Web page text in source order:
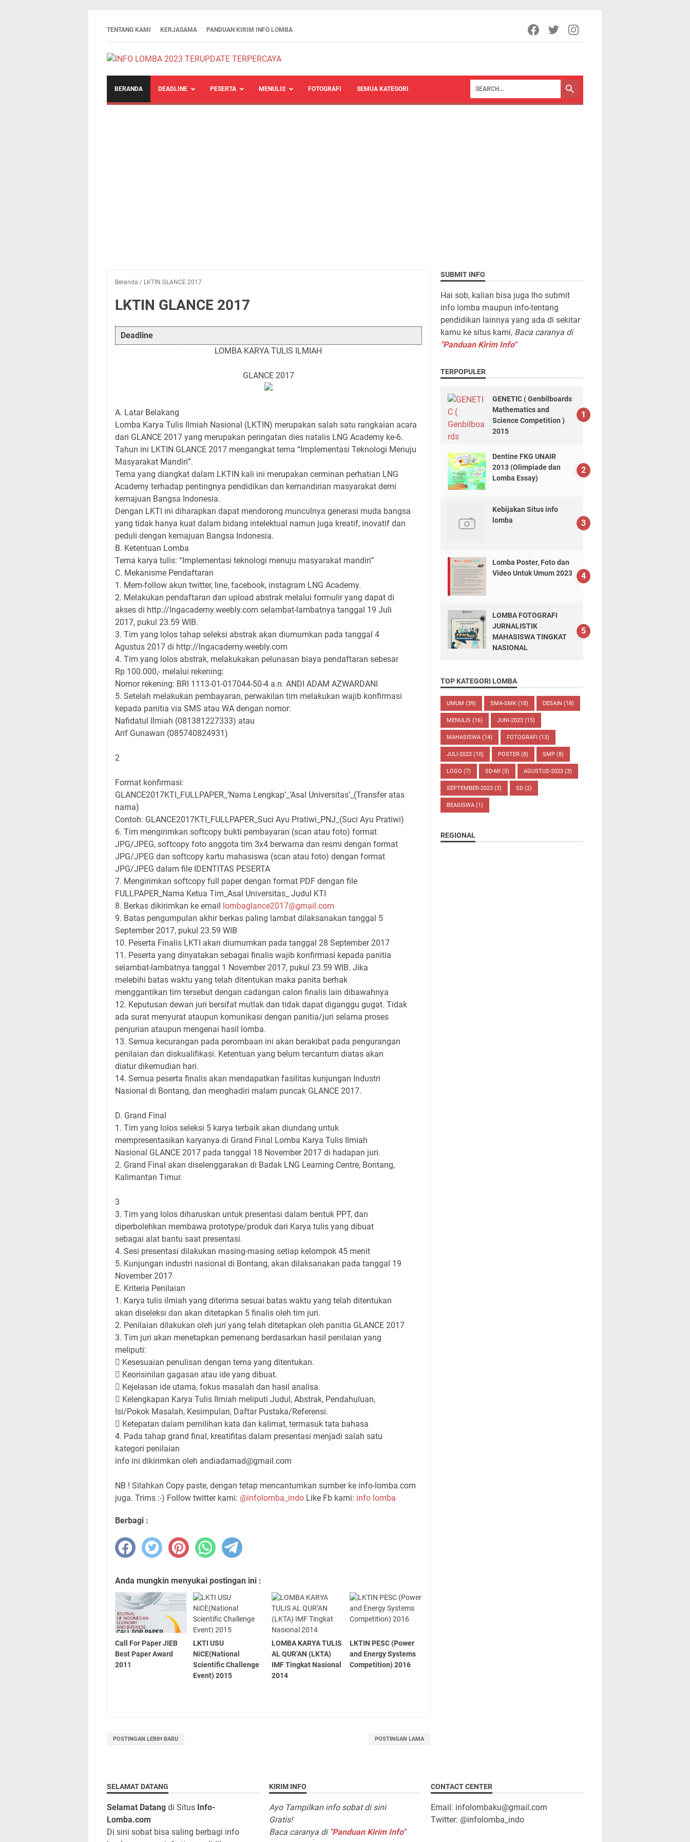
TENTANG KAMI KERJASAMA PANDUAN KIRIM INFO LOMBA
BERANDA DEADLINE PESERTA MENULIS FOTOGRAFI SEMUA KATEGORI
Beranda / LKTIN GLANCE 2017
LKTIN GLANCE 2017
Deadline
LOMBA KARYA TULIS ILMIAH
GLANCE 2017
A. Latar Belakang
Lomba Karya Tulis Ilmiah Nasional (LKTIN) merupakan salah satu rangkaian acara
dari GLANCE 2017 yang merupakan peringatan dies natalis LNG Academy ke-6.
Tahun ini LKTIN GLANCE 2017 mengangkat tema “Implementasi Teknologi Menuju
Masyarakat Mandiri”.
Tema yang diangkat dalam LKTIN kali ini merupakan cerminan perhatian LNG
Academy terhadap pentingnya pendidikan dan kemandirian masyarakat demi
kemajuan Bangsa Indonesia.
Dengan LKTI ini diharapkan dapat mendorong munculnya generasi muda bangsa
yang tidak hanya kuat dalam bidang intelektual namun juga kreatif, inovatif dan
peduli dengan kemajuan Bangsa Indonesia.
B. Ketentuan Lomba
Tema karya tulis: “Implementasi teknologi menuju masyarakat mandiri”
C. Mekanisme Pendaftaran
1. Mem-follow akun twitter, line, facebook, instagram LNG Academy.
2. Melakukan pendaftaran dan upload abstrak melalui formulir yang dapat di
akses di http://lngacademy.weebly.com selambat-lambatnya tanggal 19 Juli
2017, pukul 23.59 WIB.
3. Tim yang lolos tahap seleksi abstrak akan diumumkan pada tanggal 4
Agustus 2017 di http://lngacademy.weebly.com
4. Tim yang lolos abstrak, melakukakan pelunasan biaya pendaftaran sebesar
Rp 100.000,- melalui rekening:
Nomor rekening: BRI 1113-01-017044-50-4 a.n. ANDI ADAM AZWARDANI
5. Setelah melakukan pembayaran, perwakilan tim melakukan wajib konfirmasi
kepada panitia via SMS atau WA dengan nomor:
Nafidatul Ilmiah (081381227333) atau
Arif Gunawan (085740824931)
2
Format konfirmasi:
GLANCE2017KTI_FULLPAPER_’Nama Lengkap’_’Asal Universitas’_(Transfer atas
nama)
Contoh: GLANCE2017KTI_FULLPAPER_Suci Ayu Pratiwi_PNJ_(Suci Ayu Pratiwi)
6. Tim mengirimkan softcopy bukti pembayaran (scan atau foto) format
JPG/JPEG, softcopy foto anggota tim 3x4 berwarna dan resmi dengan format
JPG/JPEG dan softcopy kartu mahasiswa (scan atau foto) dengan format
JPG/JPEG dalam file IDENTITAS PESERTA
7. Mengirimkan softcopy full paper dengan format PDF dengan file
FULLPAPER_Nama Ketua Tim_Asal Universitas_ Judul KTI
8. Berkas dikirimkan ke email lombaglance2017@gmail.com
9. Batas pengumpulan akhir berkas paling lambat dilaksanakan tanggal 5
September 2017, pukul 23.59 WIB
10. Peserta Finalis LKTI akan diumumkan pada tanggal 28 September 2017
11. Peserta yang dinyatakan sebagai finalis wajib konfirmasi kepada panitia
selambat-lambatnya tanggal 1 November 2017, pukul 23.59 WIB. Jika
melebihi batas waktu yang telah ditentukan maka panita berhak
menggantikan tim tersebut dengan cadangan calon finalis lain dibawahnya
12. Keputusan dewan juri bersifat mutlak dan tidak dapat diganggu gugat. Tidak
ada surat menyurat ataupun komunikasi dengan panitia/juri selama proses
penjurian ataupun mengenai hasil lomba.
13. Semua kecurangan pada perombaan ini akan berakibat pada pengurangan
penilaian dan diskualifikasi. Ketentuan yang belum tercantum diatas akan
diatur dikemudian hari.
14. Semua peserta finalis akan mendapatkan fasilitas kunjungan Industri
Nasional di Bontang, dan menghadiri malam puncak GLANCE 2017.
D. Grand Final
1. Tim yang lolos seleksi 5 karya terbaik akan diundang untuk
mempresentasikan karyanya di Grand Final Lomba Karya Tulis Ilmiah
Nasional GLANCE 2017 pada tanggal 18 November 2017 di hadapan juri.
2. Grand Final akan diselenggarakan di Badak LNG Learning Centre, Bontang,
Kalimantan Timur.
3
3. Tim yang lolos diharuskan untuk presentasi dalam bentuk PPT, dan
diperbolehkan membawa prototype/produk dari Karya tulis yang dibuat
sebagai alat bantu saat presentasi.
4. Sesi presentasi dilakukan masing-masing setiap kelompok 45 menit
5. Kunjungan industri nasional di Bontang, akan dilaksanakan pada tanggal 19
November 2017
E. Kriteria Penilaian
1. Karya tulis ilmiah yang diterima sesuai batas waktu yang telah ditentukan
akan diseleksi dan akan ditetapkan 5 finalis oleh tim juri.
2. Penilaian dilakukan oleh juri yang telah ditetapkan oleh panitia GLANCE 2017
3. Tim juri akan menetapkan pemenang berdasarkan hasil penilaian yang
meliputi:
 Kesesuaian penulisan dengan tema yang ditentukan.
 Keorisinilan gagasan atau ide yang dibuat.
 Kejelasan ide utama, fokus masalah dan hasil analisa.
 Kelengkapan Karya Tulis Ilmiah meliputi Judul, Abstrak, Pendahuluan,
Isi/Pokok Masalah, Kesimpulan, Daftar Pustaka/Referensi.
 Ketepatan dalam pemilihan kata dan kalimat, termasuk tata bahasa
4. Pada tahap grand final, kreatifitas dalam presentasi menjadi salah satu
kategori penilaian
info ini dikirimkan oleh andiadamad@gmail.com
NB ! Silahkan Copy paste, dengan tetap mencantumkan sumber ke info-lomba.com
juga. Trims :-) Follow twitter kami: @infolomba_indo Like Fb kami: info lomba
Berbagi :
Anda mungkin menyukai postingan ini :
Call For Paper JIEB
Best Paper Award
2011
LKTI USU
NiCE(National
Scientific Challenge
Event) 2015
LOMBA KARYA TULIS
AL QUR’AN (LKTA)
IMF Tingkat Nasional
2014
LKTIN PESC (Power
and Energy Systems
Competition) 2016
POSTINGAN LEBIH BARU POSTINGAN LAMA
SUBMIT INFO
Hai sob, kalian bisa juga lho submit
info lomba maupun info-tentang
pendidikan lainnya yang ada di sekitar
kamu ke situs kami, Baca caranya di
"Panduan Kirim Info"
TERPOPULER
GENETIC ( Genbilboards
Mathematics and
Science Competition )
2015
Dentine FKG UNAIR
2013 (Olimpiade dan
Lomba Essay)
Kebijakan Situs info
lomba
Lomba Poster, Foto dan
Video Untuk Umum 2023
LOMBA FOTOGRAFI
JURNALISTIK
MAHASISWA TINGKAT
NASIONAL
TOP KATEGORI LOMBA
UMUM (39) SMA-SMK (18) DESAIN (18)
MENULIS (16) JUNI-2023 (15)
MAHASISWA (14) FOTOGRAFI (13)
JULI-2023 (10) POSTER (8) SMP (8)
LOGO (7) SD-MI (5) AGUSTUS-2023 (3)
SEPTEMBER-2023 (3) SD (2)
BEASISWA (1)
REGIONAL
SELAMAT DATANG
Selamat Datang di Situs Info-
Lomba.com
Di sini sobat bisa saling berbagi info
KIRIM INFO
Ayo Tampilkan info sobat di sini
Gratis!
Baca caranya di "Panduan Kirim Info"
CONTACT CENTER
Email: infolombaku@gmail.com
Twitter: @infolomba_indo